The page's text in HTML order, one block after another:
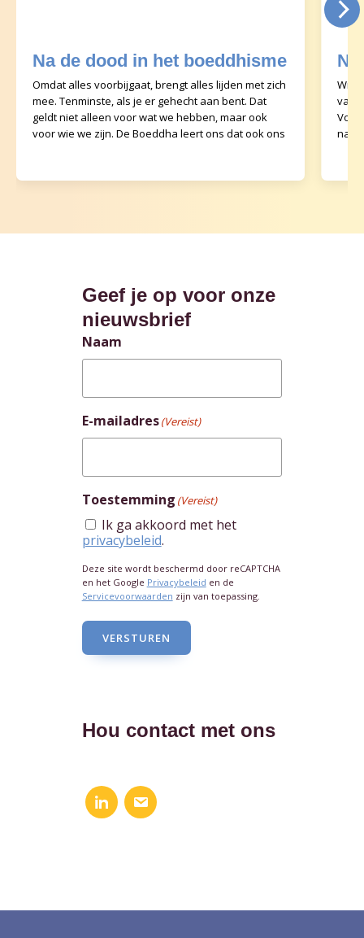
Na de dood in het boeddhisme
Omdat alles voorbijgaat, brengt alles lijden met zich
mee. Tenminste, als je er gehecht aan bent. Dat
geldt niet alleen voor wat we hebben, maar ook
voor wie we zijn. De Boeddha leert ons dat ook ons
Wie
van.
Voor
naar
Geef je op voor onze
nieuwsbrief
Naam
E-mailadres(Vereist)
Toestemming (Vereist)
Ik ga akkoord met het
privacybeleid.
Deze site wordt beschermd door reCAPTCHA
en het Google Privacybeleid en de
Servicevoorwaarden zijn van toepassing.
VERSTUREN
Hou contact met ons